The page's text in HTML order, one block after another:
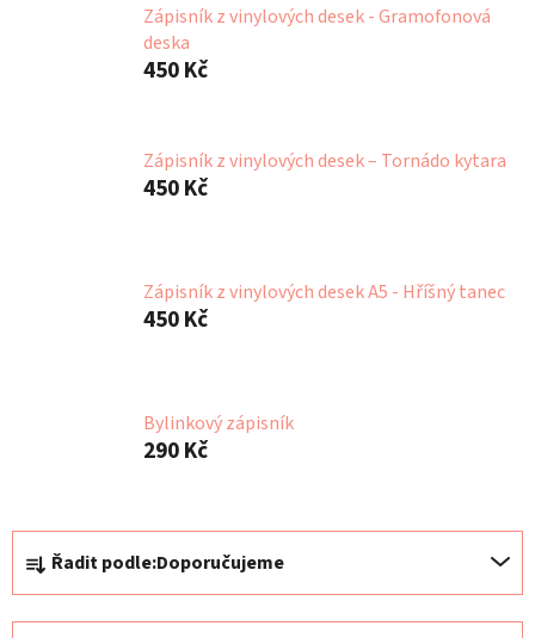
Zápisník z vinylových desek - Gramofonová
deska
450 Kč
Zápisník z vinylových desek – Tornádo kytara
450 Kč
Zápisník z vinylových desek A5 - Hříšný tanec
450 Kč
Bylinkový zápisník
290 Kč
Ř
a
z
Řadit podle:Doporučujeme